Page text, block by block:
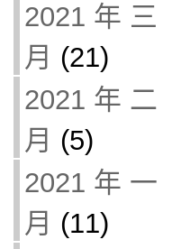
2021 年 三
月 (21)
2021 年 二
月 (5)
2021 年 一
月 (11)